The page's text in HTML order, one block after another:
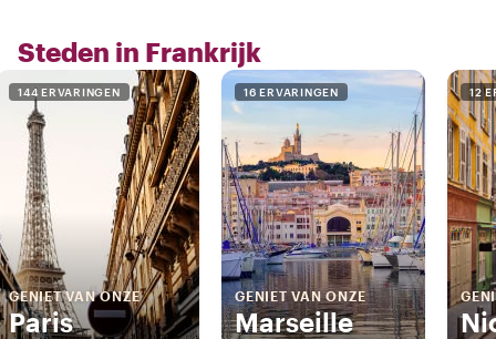
Steden in Frankrijk
144 ERVARINGEN
GENIET VAN ONZE
Paris
16 ERVARINGEN
GENIET VAN ONZE
Marseille
12